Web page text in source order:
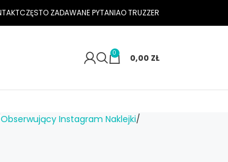
CZĘSTO ZADAWANE PYTANIAO TRUZZER
0 0,00 ZŁ
Obserwujący Instagram Naklejki